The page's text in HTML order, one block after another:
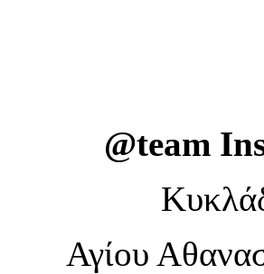
@team
Αγίου